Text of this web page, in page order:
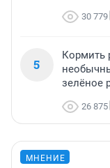
30 779
5
Кормить
зелёное
26 875
МНЕНИЕ